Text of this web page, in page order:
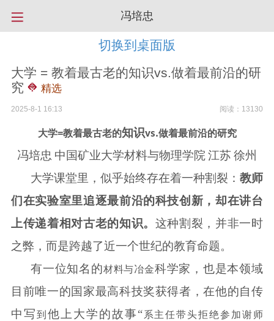
冯培忠
切换到桌面版
大学 = 教着最古老的知识vs.做着最前沿的研
究
精选
2025-8-1 16:13 阅读：13130
大学=教着最古老的知识vs.做着最前沿的研究
冯培忠 中国矿业大学材料与物理学院江苏徐州
大学课堂里，似乎始终存在着一种割裂：教师
们在实验室里追逐最前沿的科技创新 ，却在讲台
上传递着相对古老的知识。 这种割裂，并非一时
之弊，而是跨越了近一个世纪的教育命题。
有一位知名的材料与冶金科学家，也是本领域
目前唯一的国家最高科技奖获得者，在他的自传
中写到 他上大学的故事“ 系主任带头拒绝参加谢师